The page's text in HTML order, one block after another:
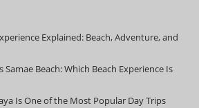
Explained: Beach, Adventure, and
Beach: Which Beach Experience Is
Is One of the Most Popular Day Trips